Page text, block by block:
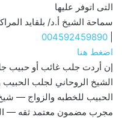
التى اتوفر عليها
سماحة الشيخ أ.د/ بلقايد
004592459890
اضغط هنا
إن أردت جلب غائب أو حبيب
الشيخ الروحاني لجلب
الحبيب للخطبه والزواج —
مجرب مضمون معتمد ثقه —